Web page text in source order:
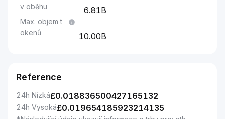
v oběhu
6.81B
Max. objem t
okenů
10.00B
Reference
24h Nízká£0.018836500427165132
24h Vysoká£0.019654185923214135